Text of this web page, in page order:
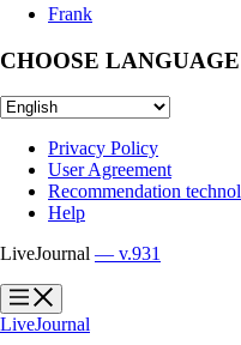
Frank
CHOOSE LANGUAGE
Privacy Policy
User Agreement
Recommendation
Help
LiveJournal — v.931
?
?
LiveJournal